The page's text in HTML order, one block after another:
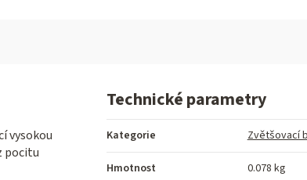
vysokou
pocitu
Technické parametry
Kategorie Zvětšovací
Hmotnost 0.078 kg